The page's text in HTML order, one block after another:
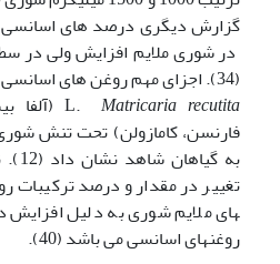
گزارش دیگری درصد های اسانسی
در شوری ملایم افزایش ولی در
(34). اجزای مهم روغن های اسانسی گیاه
L.Matricaria recutita
(آلفا
فارنسن، کامازولن) تحت تنش
به
تغییر در مقدار و درصد
های ملایم شوری به دلیل
روغن­های اسانسی می باشد (40).